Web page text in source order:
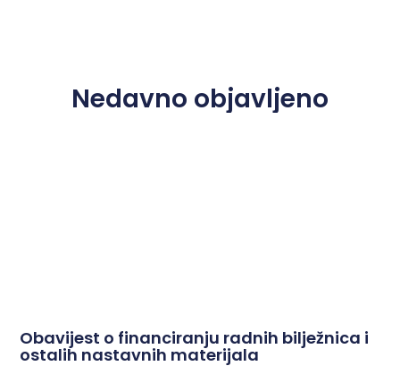
Nedavno objavljeno
Obavijest o financiranju radnih bilježnica i
ostalih nastavnih materijala